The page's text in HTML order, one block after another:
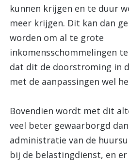
kunnen krijgen en te duur
meer krijgen. Dit kan dan
worden om al te grote
inkomensschommelingen
dat dit de doorstroming in
met de aanpassingen wel
Bovendien wordt met dit
veel beter gewaarborgd
administratie van de
bij de belastingdienst, en